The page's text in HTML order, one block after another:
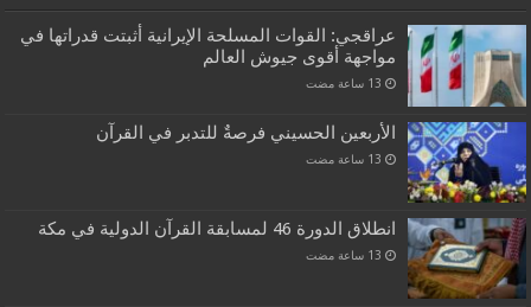
عراقجي: القوات المسلحة الإيرانية أثبتت قدراتها في
مواجهة أقوى جيوش العالم
الأربعين الحسيني فرصةٌ للتدبر في القرآن
انطلاق الدورة 46 لمسابقة القرآن الدولية في مكة